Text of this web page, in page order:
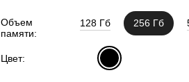
Объем
памяти:
128 Гб 256 Гб
Цвет: